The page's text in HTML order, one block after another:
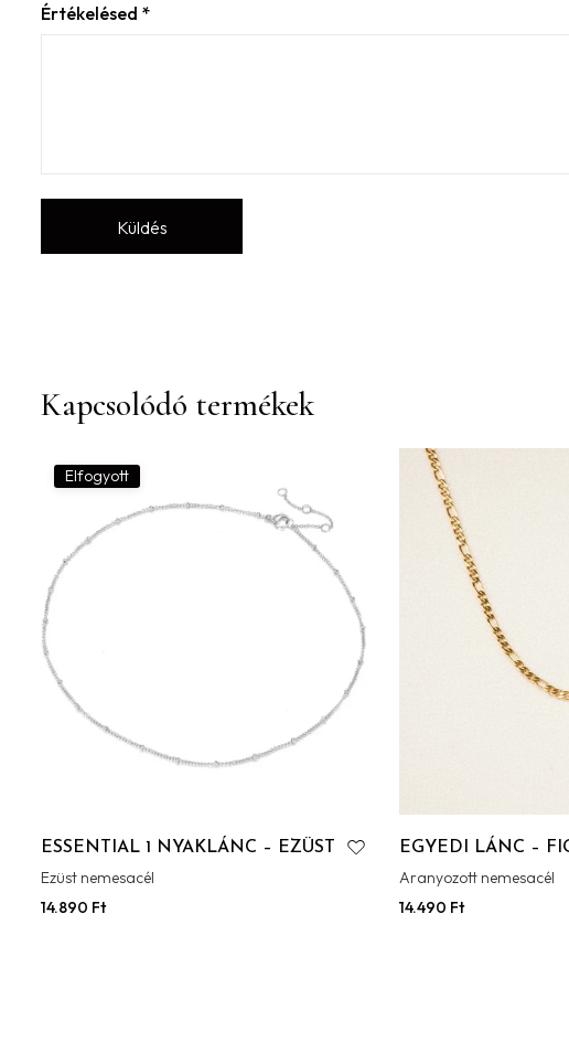
Értékelésed *
Kapcsolódó termékek
Elfogyott
ESSENTIAL 1 NYAKLÁNC – EZÜST
Ezüst nemesacél
14.890 Ft
EGYEDI LÁNC –
Aranyozott nemesacél
14.490 Ft